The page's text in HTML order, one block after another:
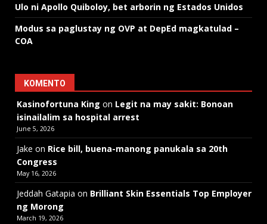
Ulo ni Apollo Quiboloy, bet arborin ng Estados Unidos
Modus sa paglustay ng OVP at DepEd magkatulad –
COA
KOMENTO
Kasinofortuna King on Legit na may sakit: Bonoan
isinailalim sa hospital arrest
June 5, 2026
Jake on Rice bill, buena-manong panukala sa 20th
Congress
May 16, 2026
Jeddah Gatapia on Brilliant Skin Essentials Top Employer
ng Morong
March 19, 2026